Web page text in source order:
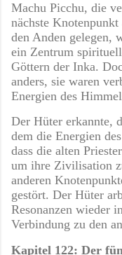
Machu Picchu, die
nächste
den Anden gelegen,
ein Zentrum
Göttern der Inka.
anders, sie waren
Energien des
Der Hüter erkannte,
dem die Energien
dass die alten
um ihre Zivilisation
anderen
gestört. Der Hüter
Resonanzen wieder
Verbindung zu den
Kapitel 122: Der